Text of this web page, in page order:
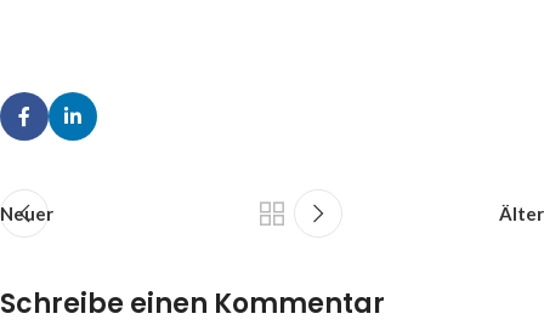
Neuer Älter
Schreibe einen Kommentar